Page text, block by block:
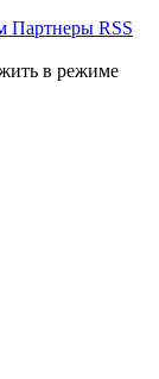
Партнеры RSS
в режиме